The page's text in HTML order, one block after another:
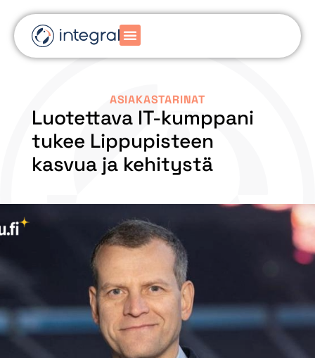
ASIAKASTARINAT
Luotettava IT-kumppani
tukee Lippupisteen
kasvua ja kehitystä